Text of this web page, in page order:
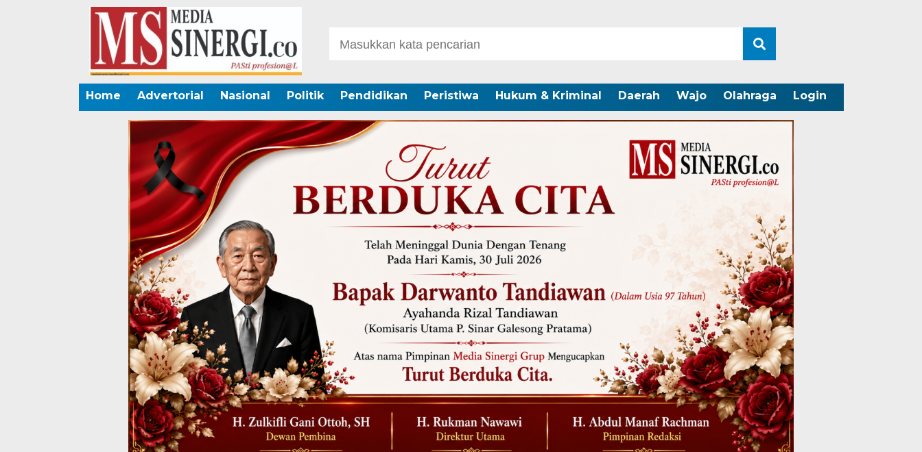
Home Advertorial Nasional Politik Pendidikan Peristiwa Hukum & Kriminal Daerah Wajo Olahraga Login